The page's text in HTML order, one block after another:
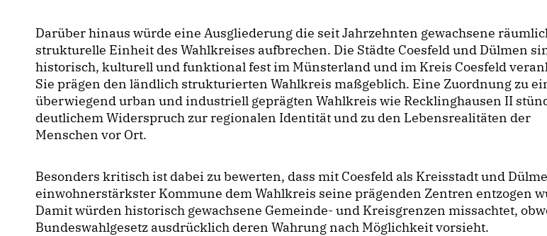
Darüber hinaus würde eine Ausgliederung die seit Jahrzehnten gewachsene
strukturelle Einheit des Wahlkreises aufbrechen. Die Städte Coesfeld und Dülmen
historisch, kulturell und funktional fest im Münsterland und im Kreis Coesfeld
Sie prägen den ländlich strukturierten Wahlkreis maßgeblich. Eine Zuordnung zu
überwiegend urban und industriell geprägten Wahlkreis wie Recklinghausen II
deutlichem Widerspruch zur regionalen Identität und zu den Lebensrealitäten der
Menschen vor Ort.
Besonders kritisch ist dabei zu bewerten, dass mit Coesfeld als Kreisstadt und
einwohnerstärkster Kommune dem Wahlkreis seine prägenden Zentren entzogen
Damit würden historisch gewachsene Gemeinde- und Kreisgrenzen missachtet,
Bundeswahlgesetz ausdrücklich deren Wahrung nach Möglichkeit vorsieht.